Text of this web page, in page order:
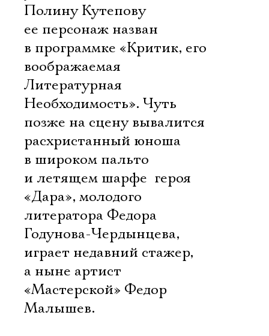
Полину Кутепову 
ее персонаж назван
в программке «Критик, его
воображаемая
Литературная
Необходимость». Чуть
позже на сцену вывалится
расхристанный юноша
в широком пальто
и летящем шарфе  героя
«Дара», молодого
литератора Федора
Годунова-Чердынцева,
играет недавний стажер,
а ныне артист
«Мастерской» Федор
Малышев.